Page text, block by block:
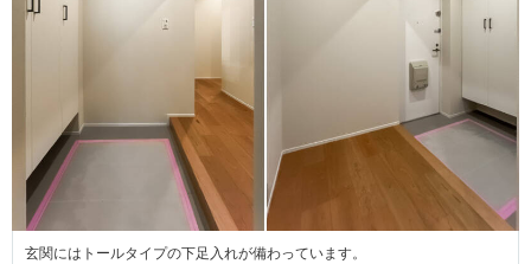
玄関にはトールタイプの下足入れが備わっています。